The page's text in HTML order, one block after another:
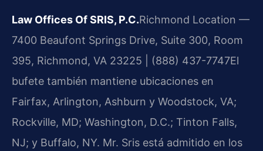
Law Offices Of SRIS, P.C.Richmond Location —
7400 Beaufont Springs Drive, Suite 300, Room
395, Richmond, VA 23225 | (888) 437-7747El
bufete también mantiene ubicaciones en
Fairfax, Arlington, Ashburn y Woodstock, VA;
Rockville, MD; Washington, D.C.; Tinton Falls,
NJ; y Buffalo, NY. Mr. Sris está admitido en los